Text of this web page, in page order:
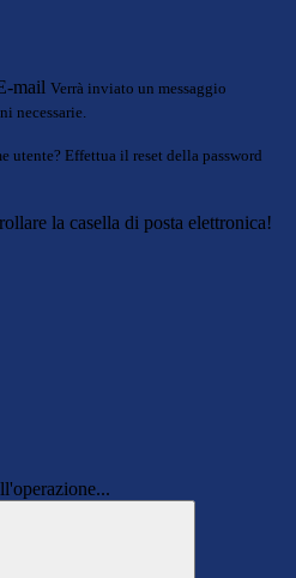
mail Verrà inviato un messaggio
necessarie.
utente? Effettua il reset della password
la casella di posta elettronica!